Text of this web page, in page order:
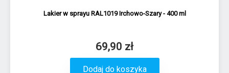
Lakier w sprayu RAL1019 Irchowo-Szary - 400 ml
69,90 zł
Dodaj do koszyka